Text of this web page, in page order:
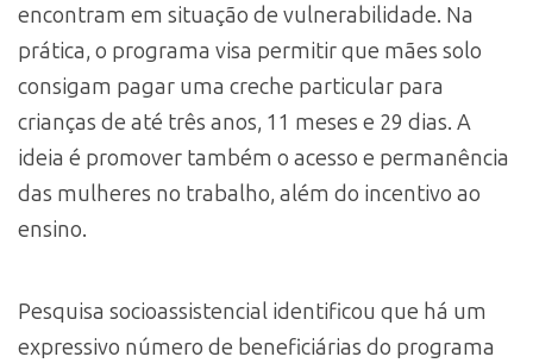
encontram em situação de vulnerabilidade. Na
prática, o programa visa permitir que mães solo
consigam pagar uma creche particular para
crianças de até três anos, 11 meses e 29 dias. A
ideia é promover também o acesso e permanência
das mulheres no trabalho, além do incentivo ao
ensino.
Pesquisa socioassistencial identificou que há um
expressivo número de beneficiárias do programa